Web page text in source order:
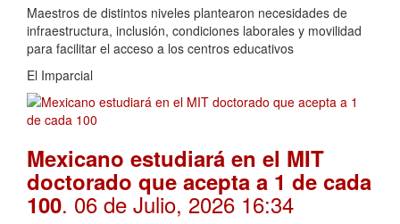
Maestros de distintos niveles plantearon necesidades de
infraestructura, inclusión, condiciones laborales y movilidad
para facilitar el acceso a los centros educativos
El Imparcial
Mexicano estudiará en el MIT
doctorado que acepta a 1 de cada
100. 06 de Julio, 2026 16:34